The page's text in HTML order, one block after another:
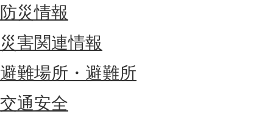
防災情報
災害関連情報
避難場所・避難所
交通安全